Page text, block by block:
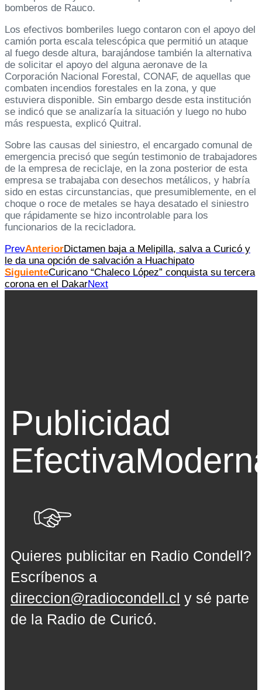
bomberos de Rauco.
Los efectivos bomberiles luego contaron con el apoyo del
camión porta escala telescópica que permitió un ataque
al fuego desde altura, barajándose también la alternativa
de solicitar el apoyo del alguna aeronave de la
Corporación Nacional Forestal, CONAF, de aquellas que
combaten incendios forestales en la zona, y que
estuviera disponible. Sin embargo desde esta institución
se indicó que se analizaría la situación y luego no hubo
más respuesta, explicó Quitral.
Sobre las causas del siniestro, el encargado comunal de
emergencia precisó que según testimonio de trabajadores
de la empresa de reciclaje, en la zona posterior de esta
empresa se trabajaba con desechos metálicos, y habría
sido en estas circunstancias, que presumiblemente, en el
choque o roce de metales se haya desatado el siniestro
que rápidamente se hizo incontrolable para los
funcionarios de la recicladora.
PrevAnteriorDictamen baja a Melipilla, salva a Curicó y
le da una opción de salvación a Huachipato
SiguienteCuricano “Chaleco López” conquista su tercera
corona en el DakarNext
Publicidad
Efectiva
Quieres publicitar en Radio Condell?
Escríbenos a
direccion@radiocondell.cl y sé parte
de la Radio de Curicó.